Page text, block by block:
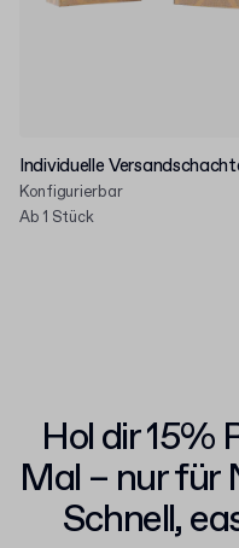
Individuelle
Konfigurierbar
Ab 1 Stück
Hol dir 15%
Mal – nur für
Schnell,